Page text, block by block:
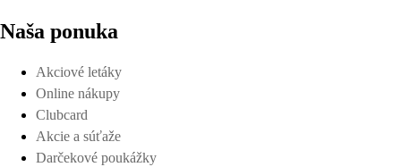
Naša ponuka
Akciové letáky
Online nákupy
Clubcard
Akcie a súťaže
Darčekové poukážky